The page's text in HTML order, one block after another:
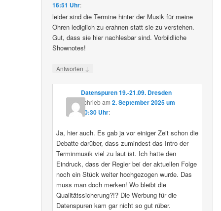
16:51 Uhr:
leider sind die Termine hinter der Musik für meine
Ohren lediglich zu erahnen statt sie zu verstehen.
Gut, dass sie hier nachlesbar sind. Vorbildliche
Shownotes!
Antworten ↓
Datenspuren 19.-21.09. Dresden
schriebam 2. September 2025 um
10:30 Uhr:
Ja, hier auch. Es gab ja vor einiger Zeit schon die
Debatte darüber, dass zumindest das Intro der
Terminmusik viel zu laut ist. Ich hatte den
Eindruck, dass der Regler bei der aktuellen Folge
noch ein Stück weiter hochgezogen wurde. Das
muss man doch merken! Wo bleibt die
Qualitätssicherung?!? Die Werbung für die
Datenspuren kam gar nicht so gut rüber.